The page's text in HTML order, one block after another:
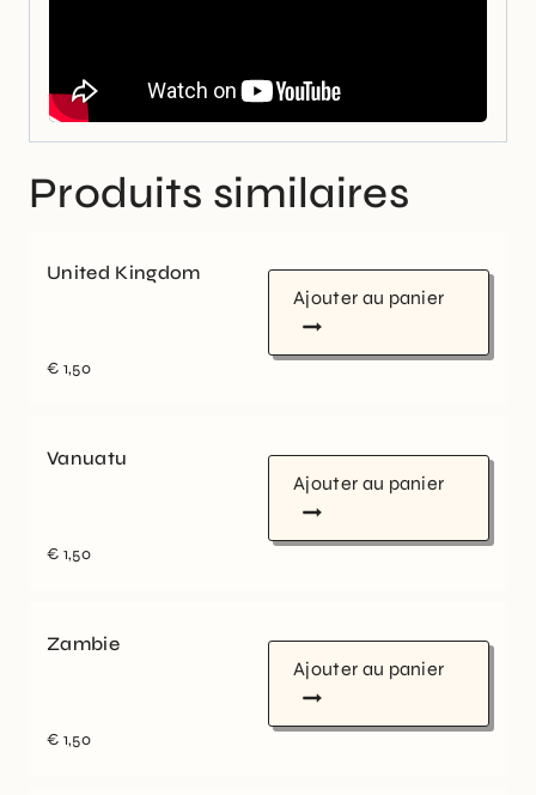
Produits similaires
United Kingdom
€ 1,50
Ajouter au panier
Vanuatu
€ 1,50
Ajouter au panier
Zambie
€ 1,50
Ajouter au panier